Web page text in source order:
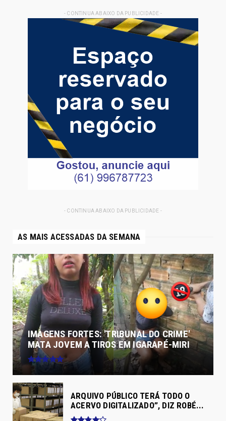
- CONTINUA ABAIXO DA PUBLICIDADE -
- CONTINUA ABAIXO DA PUBLICIDADE -
AS MAIS ACESSADAS DA SEMANA
IMAGENS FORTES: 'TRIBUNAL DO CRIME'
MATA JOVEM A TIROS EM IGARAPÉ-MIRI
ARQUIVO PÚBLICO TERÁ TODO O
ACERVO DIGITALIZADO”, DIZ ROBÉ...